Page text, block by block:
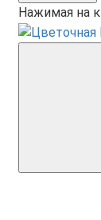
Нажимая на